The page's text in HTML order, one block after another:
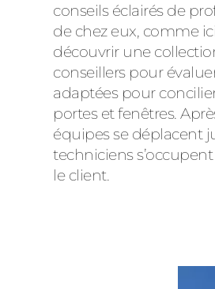
conseils éclairés de
de chez eux, comme
découvrir une
conseillers pour
adaptées pour
portes et fenêtres.
équipes se déplacent
techniciens
le client.